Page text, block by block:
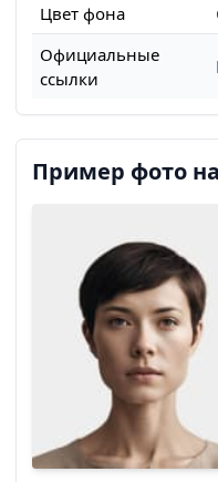
Цвет фона
Официальные
ссылки
Пример фото